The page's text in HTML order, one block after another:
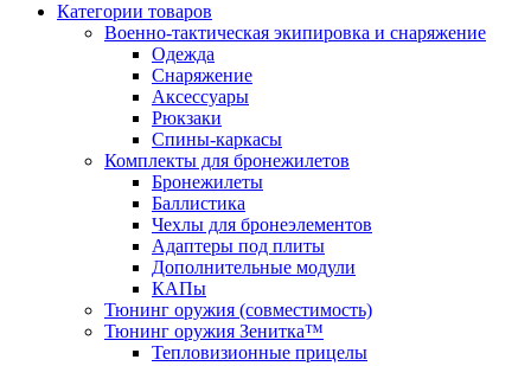
Категории товаров
Военно-тактическая экипировка и снаряжение
Одежда
Снаряжение
Аксессуары
Рюкзаки
Спины-каркасы
Комплекты для бронежилетов
Бронежилеты
Баллистика
Чехлы для бронеэлементов
Адаптеры под плиты
Дополнительные модули
КАПы
Тюнинг оружия (совместимость)
Тюнинг оружия Зенитка™
Тепловизионные прицелы